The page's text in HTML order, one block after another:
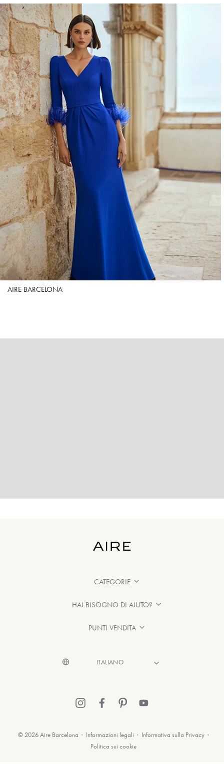
AIRE BARCELONA
CATEGORIE
HAI BISOGNO DI AIUTO?
PUNTI VENDITA
© 2026 Aire Barcelona · Informazioni legali · Informativa sulla Privacy ·
Politica sui cookie